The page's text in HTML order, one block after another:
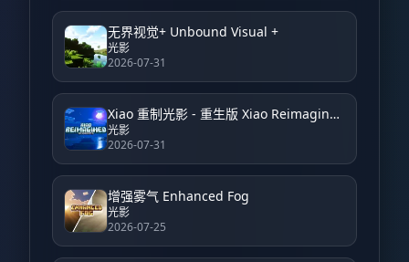
无界视觉+ Unbound Visual +
光影
2026-07-31
Xiao 重制光影 - 重生版 Xiao Reimagined Shader - Reborn
光影
2026-07-31
增强雾气 Enhanced Fog
光影
2026-07-25